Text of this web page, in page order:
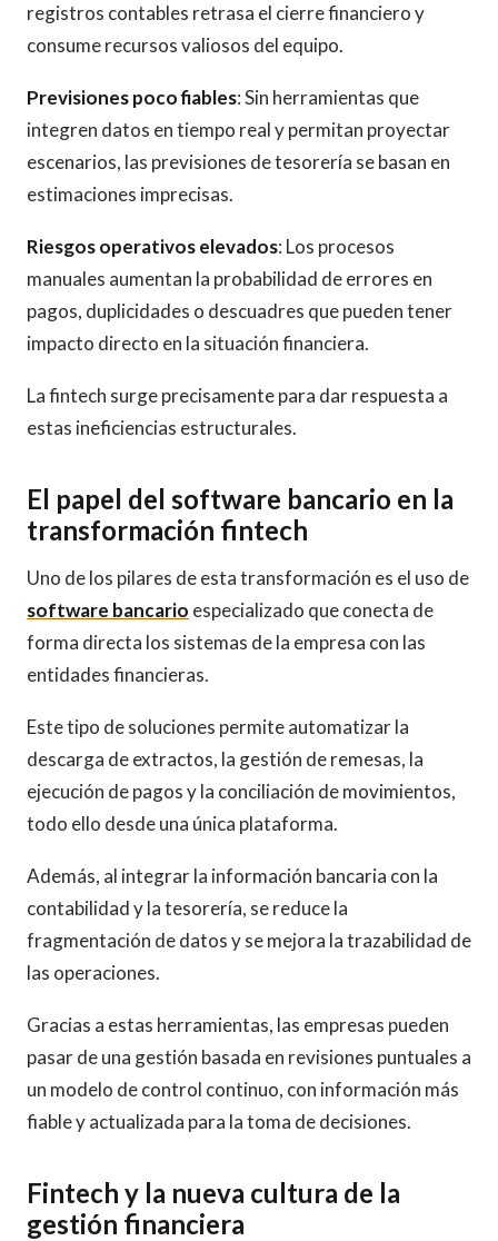
registros contables retrasa el cierre financiero y
consume recursos valiosos del equipo.
Previsiones poco fiables: Sin herramientas que
integren datos en tiempo real y permitan proyectar
escenarios, las previsiones de tesorería se basan en
estimaciones imprecisas.
Riesgos operativos elevados: Los procesos
manuales aumentan la probabilidad de errores en
pagos, duplicidades o descuadres que pueden tener
impacto directo en la situación financiera.
La fintech surge precisamente para dar respuesta a
estas ineficiencias estructurales.
El papel del software bancario en la
transformación fintech
Uno de los pilares de esta transformación es el uso de
software bancario especializado que conecta de
forma directa los sistemas de la empresa con las
entidades financieras.
Este tipo de soluciones permite automatizar la
descarga de extractos, la gestión de remesas, la
ejecución de pagos y la conciliación de movimientos,
todo ello desde una única plataforma.
Además, al integrar la información bancaria con la
contabilidad y la tesorería, se reduce la
fragmentación de datos y se mejora la trazabilidad de
las operaciones.
Gracias a estas herramientas, las empresas pueden
pasar de una gestión basada en revisiones puntuales a
un modelo de control continuo, con información más
fiable y actualizada para la toma de decisiones.
Fintech y la nueva cultura de la
gestión financiera